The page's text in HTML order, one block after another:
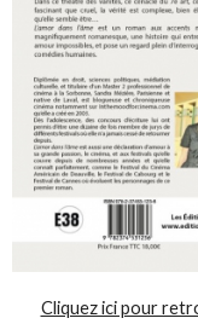
Cliquez ici pour